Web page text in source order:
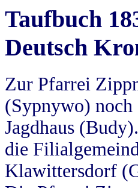
Taufbuch
Deutsch
Zur Pfarrei
(Sypnywo)
Jagdhaus
die
Klawittersdorf